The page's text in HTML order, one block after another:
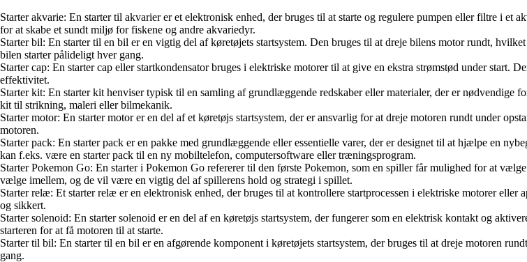
Starter akvarie: En starter til akvarier er et elektronisk enhed, der bruges til at starte og regulere pumpen eller filtre i
for at skabe et sundt miljø for fiskene og andre akvariedyr.
Starter bil: En starter til en bil er en vigtig del af køretøjets startsystem. Den bruges til at dreje bilens motor rundt,
bilen starter pålideligt hver gang.
Starter cap: En starter cap eller startkondensator bruges i elektriske motorer til at give en ekstra strømstød under
effektivitet.
Starter kit: En starter kit henviser typisk til en samling af grundlæggende redskaber eller materialer, der er nødvendige
kit til strikning, maleri eller bilmekanik.
Starter motor: En starter motor er en del af et køretøjs startsystem, der er ansvarlig for at dreje motoren rundt under
motoren.
Starter pack: En starter pack er en pakke med grundlæggende eller essentielle varer, der er designet til at hjælpe en
kan f.eks. være en starter pack til en ny mobiltelefon, computersoftware eller træningsprogram.
Starter Pokemon Go: En starter i Pokemon Go refererer til den første Pokemon, som en spiller får mulighed for at
vælge imellem, og de vil være en vigtig del af spillerens hold og strategi i spillet.
Starter relæ: Et starter relæ er en elektronisk enhed, der bruges til at kontrollere startprocessen i elektriske motorer
og sikkert.
Starter solenoid: En starter solenoid er en del af en køretøjs startsystem, der fungerer som en elektrisk kontakt og
starteren for at få motoren til at starte.
Starter til bil: En starter til en bil er en afgørende komponent i køretøjets startsystem, der bruges til at dreje motoren
gang.